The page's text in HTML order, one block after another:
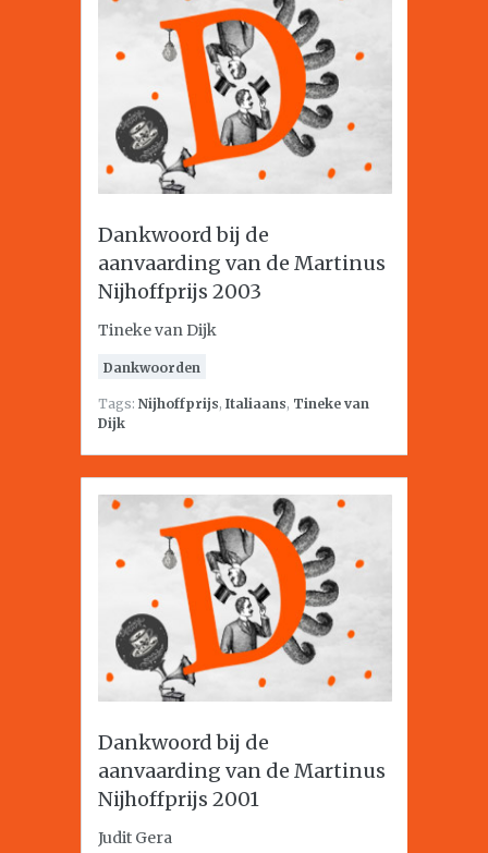
Dankwoord bij de
aanvaarding van de Martinus
Nijhoffprijs 2003
Tineke van Dijk
Dankwoorden
Tags: Nijhoffprijs, Italiaans, Tineke van
Dijk
Dankwoord bij de
aanvaarding van de Martinus
Nijhoffprijs 2001
Judit Gera